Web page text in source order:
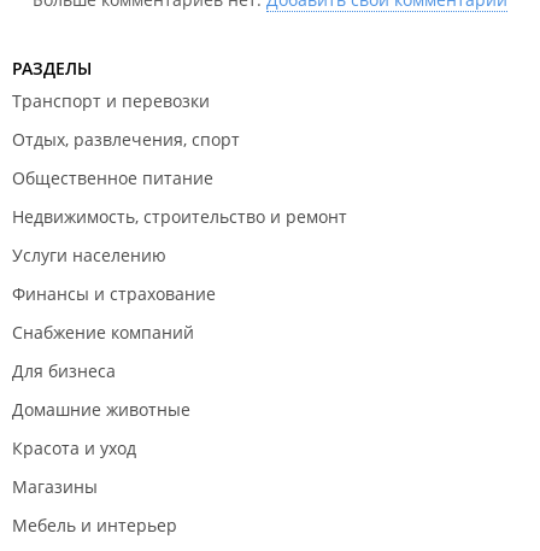
РАЗДЕЛЫ
Транспорт и перевозки
Отдых, развлечения, спорт
Общественное питание
Недвижимость, строительство и ремонт
Услуги населению
Финансы и страхование
Снабжение компаний
Для бизнеса
Домашние животные
Красота и уход
Магазины
Мебель и интерьер